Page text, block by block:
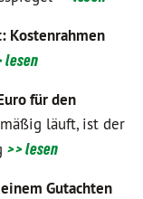
Kostenrahmen
lesen
für den
läuft, ist der
>> lesen
Gutachten